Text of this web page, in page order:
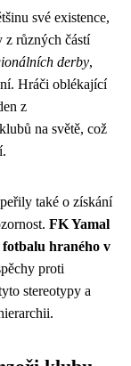
své existence,
různých částí
derby,
Hráči oblékající
z
na světě, což
také o získání
FK Yamal
fotbalu hraného v
proti
stereotypy a